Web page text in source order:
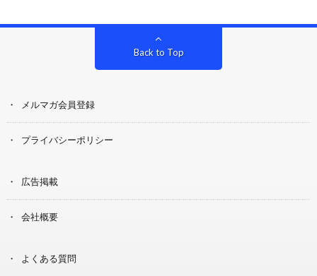
Back to Top
メルマガ会員登録
プライバシーポリシー
広告掲載
会社概要
よくある質問